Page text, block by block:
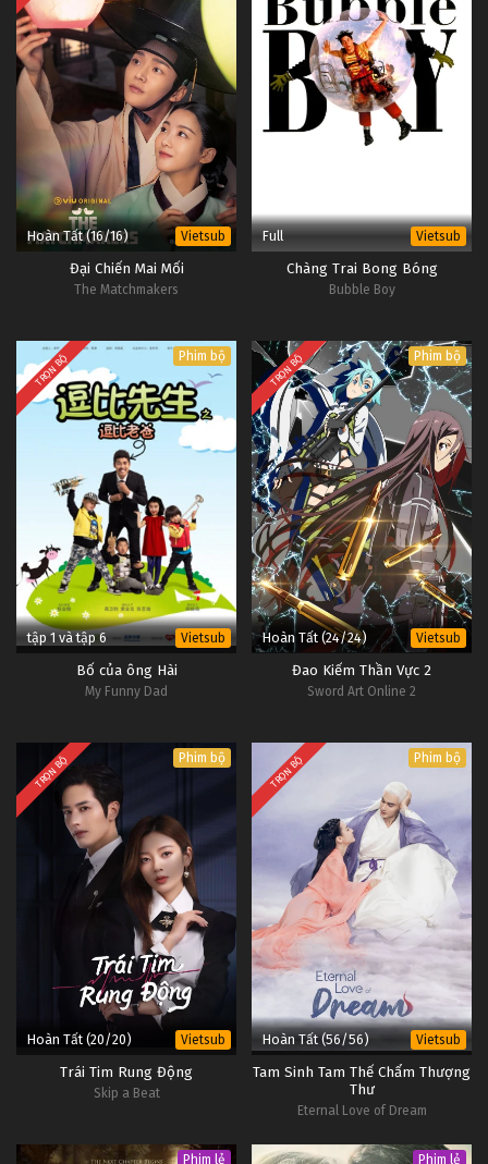
Hoàn Tất (16/16) Vietsub
Đại Chiến Mai Mối
The Matchmakers
Full Vietsub
Chàng Trai Bong Bóng
Bubble Boy
TRỌN BỘ Phim bộ
tập 1 và tập 6 Vietsub
Bố của ông Hài
My Funny Dad
TRỌN BỘ Phim bộ
Hoàn Tất (24/24) Vietsub
Đao Kiếm Thần Vực 2
Sword Art Online 2
TRỌN BỘ Phim bộ
Hoàn Tất (20/20) Vietsub
Trái Tim Rung Động
Skip a Beat
TRỌN BỘ Phim bộ
Hoàn Tất (56/56) Vietsub
Tam Sinh Tam Thế Chẩm Thượng
Thư
Eternal Love of Dream
Phim lẻ Phim lẻ